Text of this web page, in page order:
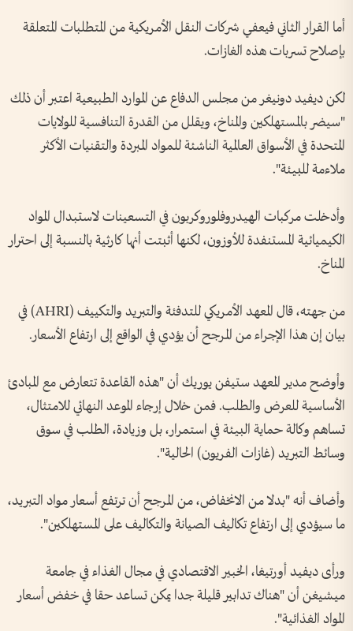
أما القرار الثاني فيعفي شركات النقل الأمريكية من المتطلبات المتعلقة
بإصلاح تسربات هذه الغازات.
لكن ديفيد دونيغر من مجلس الدفاع عن الموارد الطبيعية اعتبر أن ذلك
"سيضر بالمستهلكين والمناخ، ويقلل من القدرة التنافسية للولايات
المتحدة في الأسواق العالمية الناشئة للمواد المبردة والتقنيات الأكثر
ملاءمة للبيئة".
وأدخلت مركبات الهيدروفلوروكربون في التسعينات لاستبدال المواد
الكيميائية المستنفدة للأوزون، لكنها أثبتت أنها كارثية بالنسبة إلى احترار
المناخ.
من جهته، قال المعهد الأمريكي للتدفئة والتبريد والتكييف (AHRI) في
بيان إن هذا الإجراء من المرجح أن يؤدي في الواقع إلى ارتفاع الأسعار.
وأوضح مدير المعهد ستيفن يوريك أن "هذه القاعدة تتعارض مع المبادئ
الأساسية للعرض والطلب. فمن خلال إرجاء الموعد النهائي للامتثال،
تساهم وكالة حماية البيئة في استمرار، بل وزيادة، الطلب في سوق
وسائط التبريد (غازات الفريون) الحالية".
وأضاف أنه "بدلا من الانخفاض، من المرجح أن ترتفع أسعار مواد التبريد،
ما سيؤدي إلى ارتفاع تكاليف الصيانة والتكاليف على المستهلكين".
ورأى ديفيد أورتيغا، الخبير الاقتصادي في مجال الغذاء في جامعة
ميشيغن أن "هناك تدابير قليلة جدا يمكن تساعد حقا في خفض أسعار
المواد الغذائية".